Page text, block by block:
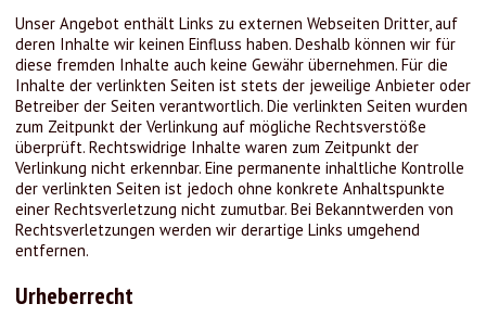
Unser Angebot enthält Links zu externen Webseiten Dritter, auf
deren Inhalte wir keinen Einfluss haben. Deshalb können wir für
diese fremden Inhalte auch keine Gewähr übernehmen. Für die
Inhalte der verlinkten Seiten ist stets der jeweilige Anbieter oder
Betreiber der Seiten verantwortlich. Die verlinkten Seiten wurden
zum Zeitpunkt der Verlinkung auf mögliche Rechtsverstöße
überprüft. Rechtswidrige Inhalte waren zum Zeitpunkt der
Verlinkung nicht erkennbar. Eine permanente inhaltliche Kontrolle
der verlinkten Seiten ist jedoch ohne konkrete Anhaltspunkte
einer Rechtsverletzung nicht zumutbar. Bei Bekanntwerden von
Rechtsverletzungen werden wir derartige Links umgehend
entfernen.
Urheberrecht